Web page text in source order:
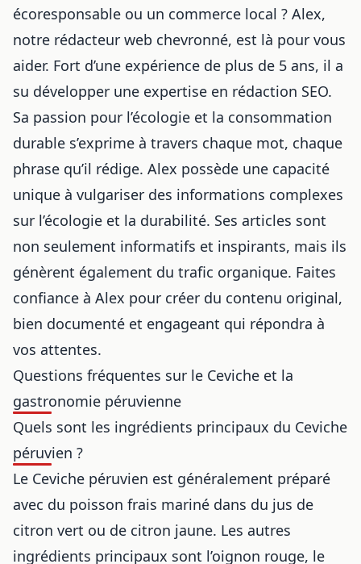
écoresponsable ou un commerce local ? Alex,
notre rédacteur web chevronné, est là pour vous
aider. Fort d’une expérience de plus de 5 ans, il a
su développer une expertise en rédaction SEO.
Sa passion pour l’écologie et la consommation
durable s’exprime à travers chaque mot, chaque
phrase qu’il rédige. Alex possède une capacité
unique à vulgariser des informations complexes
sur l’écologie et la durabilité. Ses articles sont
non seulement informatifs et inspirants, mais ils
génèrent également du trafic organique. Faites
confiance à Alex pour créer du contenu original,
bien documenté et engageant qui répondra à
vos attentes.
Questions fréquentes sur le Ceviche et la
gastronomie péruvienne
Quels sont les ingrédients principaux du Ceviche
péruvien ?
Le Ceviche péruvien est généralement préparé
avec du poisson frais mariné dans du jus de
citron vert ou de citron jaune. Les autres
ingrédients principaux sont l’oignon rouge, le